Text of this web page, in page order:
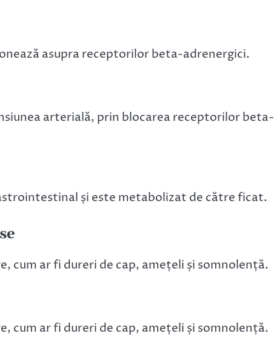
asupra receptorilor beta-adrenergici.
arterială, prin blocarea receptorilor beta-
și este metabolizat de către ficat.
cum ar fi dureri de cap, amețeli și somnolență.
cum ar fi dureri de cap, amețeli și somnolență.